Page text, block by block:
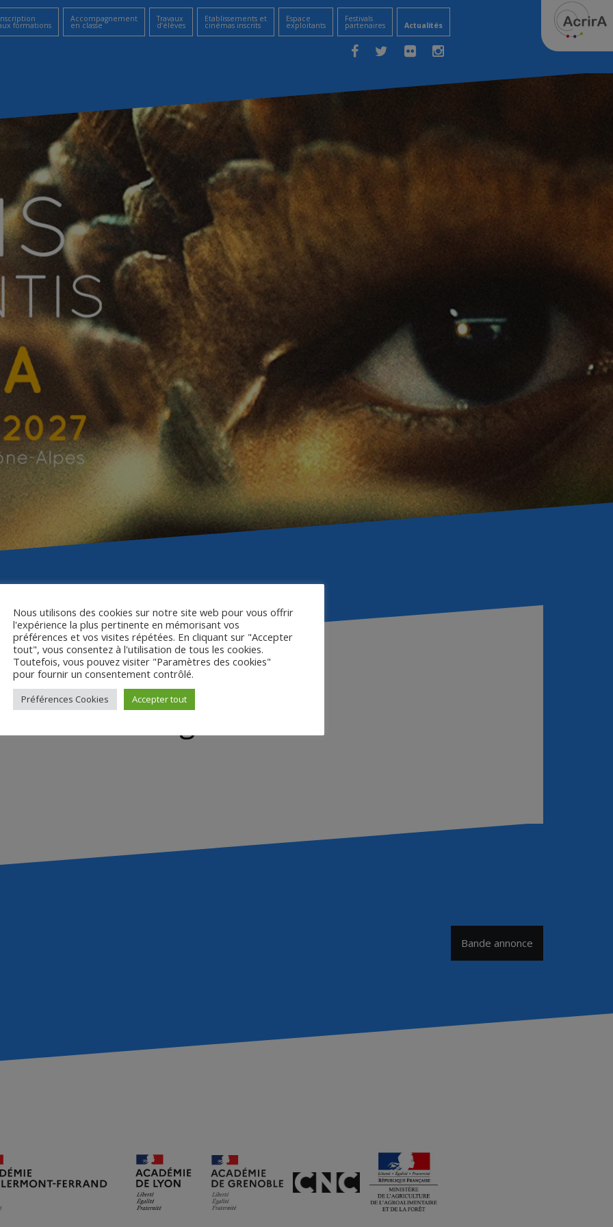
formations
Accompagnement
en classe
Travaux
d’élèves
Etablissements et
cinémas inscrits
Espace
exploitants
Festivals
partenaires Actualités
Livret enseignant.e
Bande annonce
Nous utilisons des cookies sur notre site web pour vous offrir
l'expérience la plus pertinente en mémorisant vos
préférences et vos visites répétées. En cliquant sur "Accepter
tout", vous consentez à l'utilisation de tous les cookies.
Toutefois, vous pouvez visiter "Paramètres des cookies"
pour fournir un consentement contrôlé.
Préférences Cookies Accepter tout